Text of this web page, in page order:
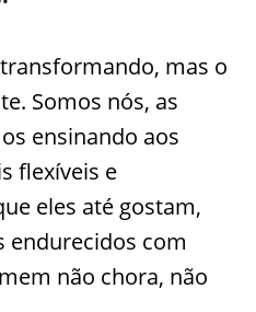
mas o
Somos nós, as
ensinando aos
flexíveis e
eles até gostam,
endurecidos com
não chora, não